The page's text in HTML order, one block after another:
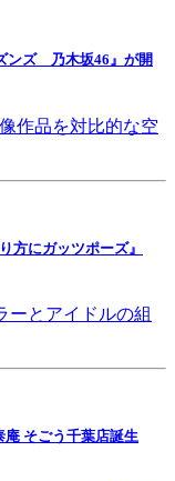
ンズ 乃木坂46』が開
作品を対比的な空
方にガッツポーズ』
ーとアイドルの組
そごう千葉店誕生